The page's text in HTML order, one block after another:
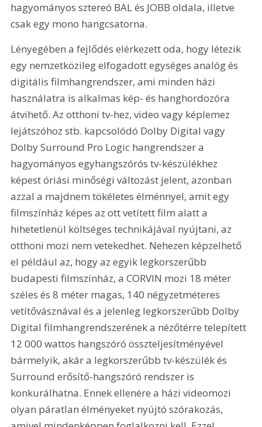
hagyományos sztereó BAL és JOBB oldala, illetve
csak egy mono hangcsatorna.
Lényegében a fejlődés elérkezett oda, hogy létezik
egy nemzetközileg elfogadott egységes analóg és
digitális filmhangrendszer, ami minden házi
használatra is alkalmas kép- és hanghordozóra
átvihető. Az otthoni tv-hez, video vagy képlemez
lejátszóhoz stb. kapcsolódó Dolby Digital vagy
Dolby Surround Pro Logic hangrendszer a
hagyományos egyhangszórós tv-készülékhez
képest óriási minőségi változást jelent, azonban
azzal a majdnem tökéletes élménnyel, amit egy
filmszínház képes az ott vetített film alatt a
hihetetlenül költséges technikájával nyújtani, az
otthoni mozi nem vetekedhet. Nehezen képzelhető
el például az, hogy az egyik legkorszerűbb
budapesti filmszínház, a CORVIN mozi 18 méter
széles és 8 méter magas, 140 négyzetméteres
vetítővásznával és a jelenleg legkorszerűbb Dolby
Digital filmhangrendszerének a nézőtérre telepített
12 000 wattos hangszóró összteljesítményével
bármelyik, akár a legkorszerűbb tv-készülék és
Surround erősítő-hangszóró rendszer is
konkurálhatna. Ennek ellenére a házi videomozi
olyan páratlan élményeket nyújtó szórakozás,